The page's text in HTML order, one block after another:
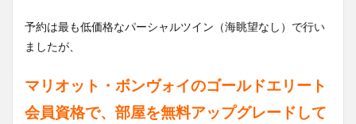
予約は最も低価格なパーシャルツイン（海眺望なし）で行い
ましたが、
マリオット・ボンヴォイのゴールドエリート
会員資格で、部屋を無料アップグレードして